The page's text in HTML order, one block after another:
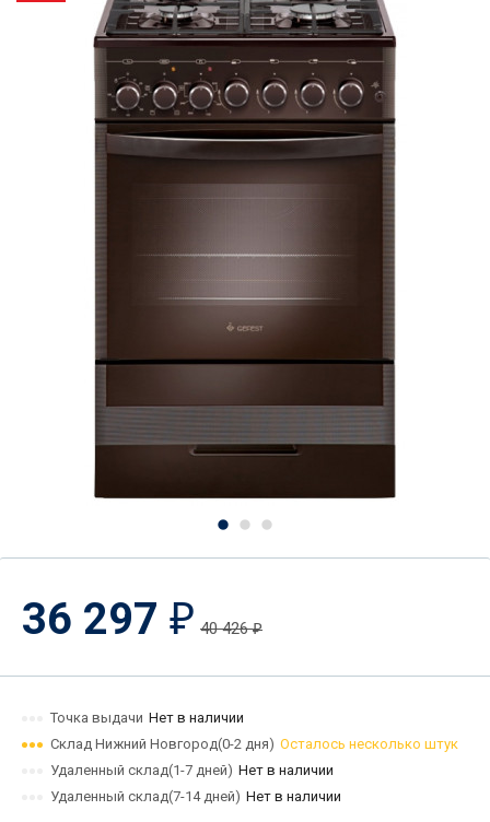
36 297 ₽ 40 426₽
Точка выдачи Нет в наличии
Склад Нижний Новгород(0-2 дня) Осталось несколько штук
Удаленный склад(1-7 дней) Нет в наличии
Удаленный склад(7-14 дней) Нет в наличии